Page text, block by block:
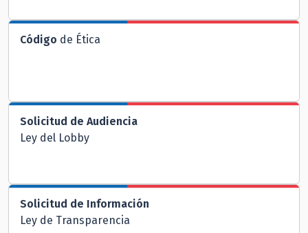
Código de Ética
Solicitud de Audiencia
Ley del Lobby
Solicitud de Información
Ley de Transparencia